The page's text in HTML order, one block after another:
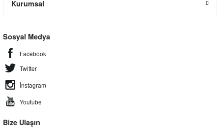
Kurumsal
Sosyal Medya
Facebook
Twitter
İnstagram
Youtube
Bize Ulaşın